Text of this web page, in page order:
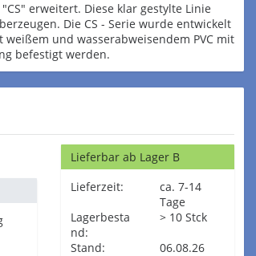
erweitert. Diese klar gestylte Linie
Die CS - Serie wurde entwickelt
und wasserabweisendem PVC mit
befestigt werden.
Lieferbar ab Lager B
Lieferzeit:
ca. 7-14
Tage
Lagerbesta
nd:
> 10 Stck
Stand:
06.08.26